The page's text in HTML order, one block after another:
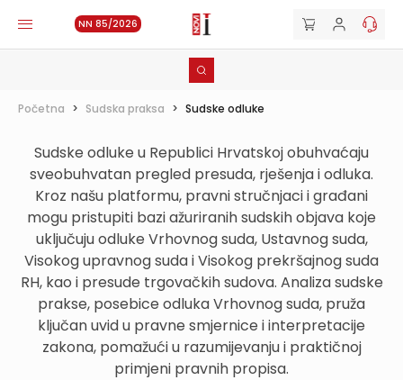
NN 85/2026
Početna > Sudska praksa > Sudske odluke
Sudske odluke u Republici Hrvatskoj obuhvaćaju
sveobuhvatan pregled presuda, rješenja i odluka.
Kroz našu platformu, pravni stručnjaci i građani
mogu pristupiti bazi ažuriranih sudskih objava koje
uključuju odluke Vrhovnog suda, Ustavnog suda,
Visokog upravnog suda i Visokog prekršajnog suda
RH, kao i presude trgovačkih sudova. Analiza sudske
prakse, posebice odluka Vrhovnog suda, pruža
ključan uvid u pravne smjernice i interpretacije
zakona, pomažući u razumijevanju i praktičnoj
primjeni pravnih propisa.